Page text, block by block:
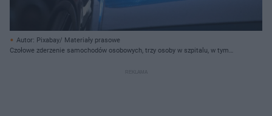
Autor: Pixabay/ Materiały prasowe
Czołowe zderzenie samochodów osobowych, trzy osoby w szpitalu, w tym